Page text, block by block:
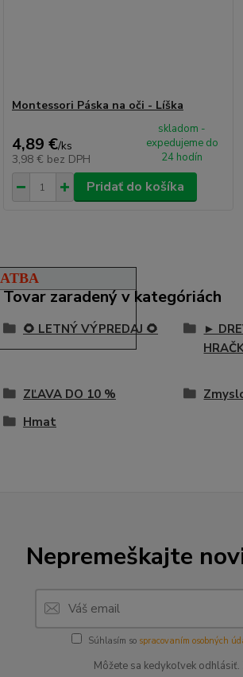
Montessori Páska na oči - Líška
4,89 €/ks
3,98 € bez DPH
skladom -
expedujeme do
24 hodín
Pridať do košíka
Tovar zaradený v kategóriách
🌻 LETNÝ VÝPREDAJ 🌻
►
ZĽAVA DO 10 %
Hmat
Nepremeškajte
Súhlasím so spracovaním osobných
Môžete sa kedykoľvek